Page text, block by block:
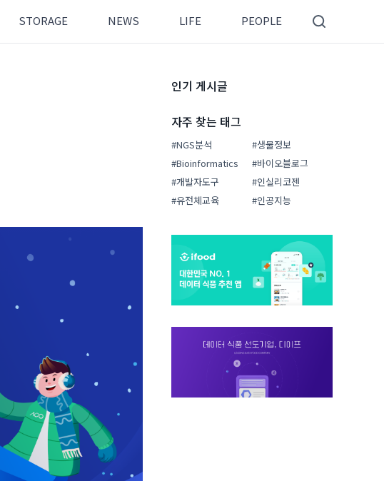
STORAGE NEWS LIFE PEOPLE
인기 게시글
자주 찾는 태그
#NGS분석
#생물정보
#Bioinformatics
#바이오블로그
#개발자도구
#인실리코젠
#유전체교육
#인공지능